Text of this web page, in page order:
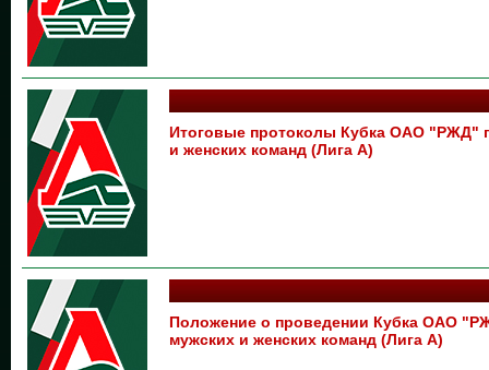
Итоговые протоколы Кубка ОАО "РЖД"
и женских команд (Лига А)
Положение о проведении Кубка ОАО
мужских и женских команд (Лига А)